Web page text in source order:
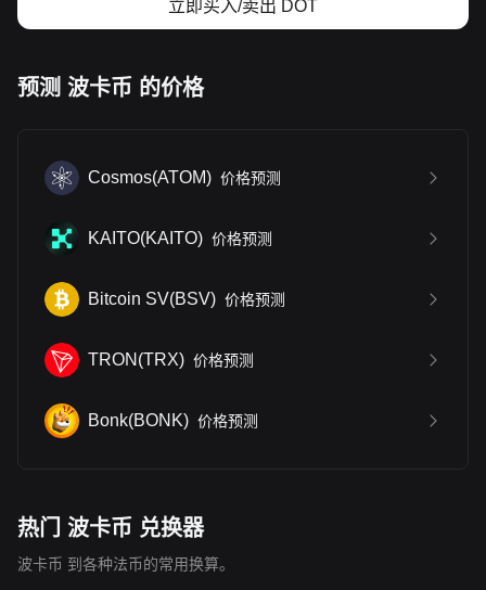
立即买入/卖出 DOT
预测 波卡币 的价格
Cosmos(ATOM) 价格预测
KAITO(KAITO) 价格预测
Bitcoin SV(BSV) 价格预测
TRON (TRX) 价格预测
Bonk(BONK) 价格预测
热门 波卡币 兑换器
波卡币 到各种法币的常用换算。